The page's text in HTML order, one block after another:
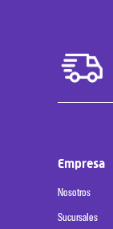
Empresa
Nosotros
Sucursales